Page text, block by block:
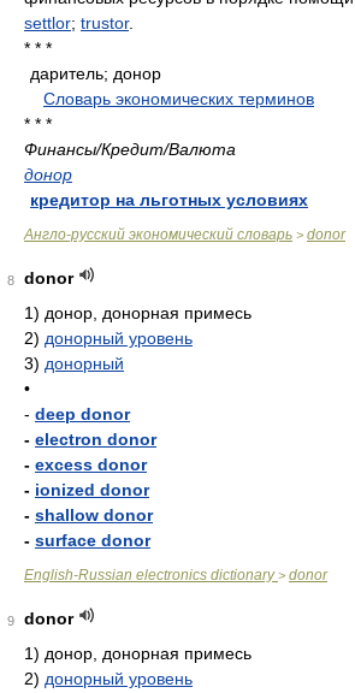
settlor; trustor.
* * *
даритель; донор
Словарь экономических терминов
* * *
Финансы/Кредит/Валюта
донор
кредитор на льготных условиях
Англо-русский экономический словарь > donor
8
donor
1) донор, донорная примесь
2) донорный уровень
3) донорный
•
- deep donor
- electron donor
- excess donor
- ionized donor
- shallow donor
- surface donor
English-Russian electronics dictionary> donor
9
donor
1) донор, донорная примесь
2) донорный уровень